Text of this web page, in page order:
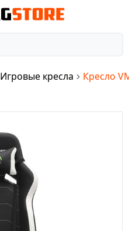
Игровые кресла Кресло